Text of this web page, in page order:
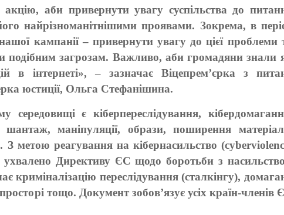
аби привернути увагу суспільства до
найрізноманітнішими проявами. Зокрема, в
кампанії – привернути увагу до цієї проблеми
подібним загрозам. Важливо, аби громадяни знали
в інтернеті», – зазначає Віцепрем’єрка з
юстиції, Ольга Стефанішина.
є кіберпереслідування,
маніпуляції, образи, поширення
метою реагування на кібернасильство
Директиву ЄС щодо боротьби з
переслідування (сталкінгу),
тощо. Документ зобов’язує усіх країн-членів